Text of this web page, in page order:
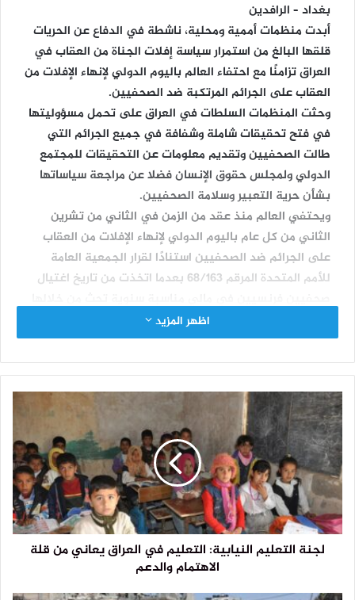
بغداد – الرافدين
أبدت منظمات أممية ومحلية، ناشطة في الدفاع عن الحريات
قلقها البالغ من استمرار سياسة إفلات الجناة من العقاب في
العراق تزامنًا مع احتفاء العالم باليوم الدولي لإنهاء الإفلات من
العقاب على الجرائم المرتكبة ضد الصحفيين.
وحثت المنظمات السلطات في العراق على تحمل مسؤوليتها
في فتح تحقيقات شاملة وشفافة في جميع الجرائم التي
طالت الصحفيين وتقديم معلومات عن التحقيقات للمجتمع
الدولي ولمجلس حقوق الإنسان فضلا عن مراجعة سياساتها
بشأن حرية التعبير وسلامة الصحفيين.
ويحتفي العالم منذ عقد من الزمن في الثاني من تشرين
الثاني من كل عام باليوم الدولي لإنهاء الإفلات من العقاب
على الجرائم ضد الصحفيين استنادًا لقرار الجمعية العامة
للأمم المتحدة المرقم 68/163 بعدما اتخذت من تاريخ اغتيال
الدول الأعضاء على تنفيذ تدابير محددة لمواجهة ثقافة
الإفلات من العقاب.
وحثت منظمة الأمم المتحدة للتربية والعلم والثقافة
(اليونسكو) السلطات في العراق ولاسيما وزارة الداخلية في
حكومة الإطار التنسيقي بهذه المناسبة على إعادة تفعيل
دور الوحدة التحقيقية المتخصصة بجرائم الصحفيين، التي
توقفت مؤخرًا لأسباب غير معروفة.
ويتصدر العراق وفق “اليونسكو” قائمة الدول التي يعاني فيها
الصحفيون من إفلات قتلتهم شبه التام من العقاب،
ويواجهون تهديدات واقعية وإلكترونية متزايدة، إلى جانب
ارتفاع الدعاوى القضائية التي تهدف إلى تخويف الصحفيين
وتكميم أصواتهم.
600 دعوى قضائية ضد الصحفيين، لا تزال العديد منها غير
اظهر المزيد
لجنة التعليم النيابية: التعليم في العراق يعاني من قلة
الاهتمام والدعم